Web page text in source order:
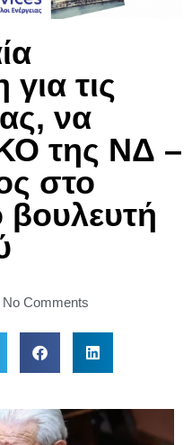
τις
να
της ΝΔ –
στο
No Comments